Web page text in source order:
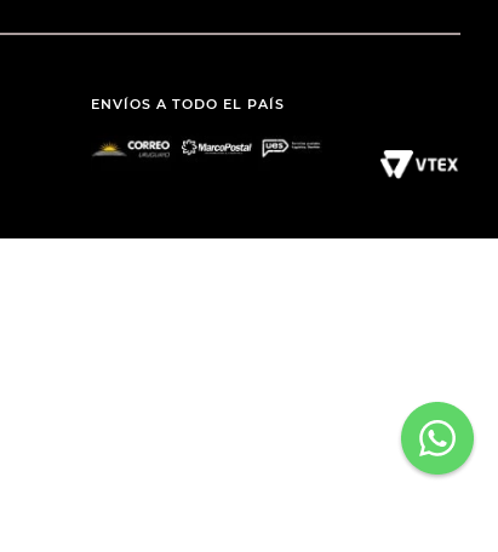
ENVÍOS A TODO EL PAÍS